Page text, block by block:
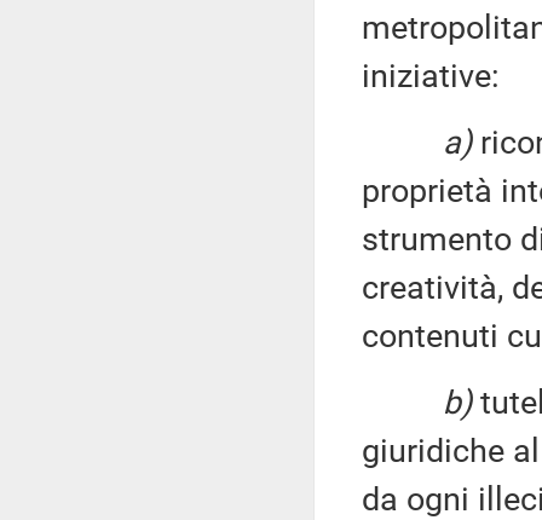
iniziative:
a)
proprietà
strumento
creatività,
contenuti
b)
giuridiche
da ogni